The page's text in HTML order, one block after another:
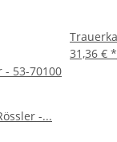
- 53-70100
31,36 € *